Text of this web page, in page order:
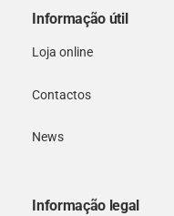
Informação útil
Loja online
Contactos
News
Informação legal